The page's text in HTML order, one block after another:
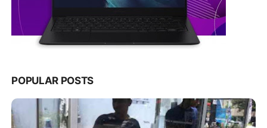
POPULAR POSTS